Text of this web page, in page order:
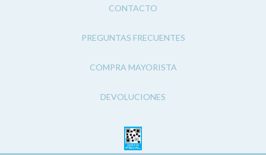
CONTACTO
PREGUNTAS FRECUENTES
COMPRA MAYORISTA
DEVOLUCIONES